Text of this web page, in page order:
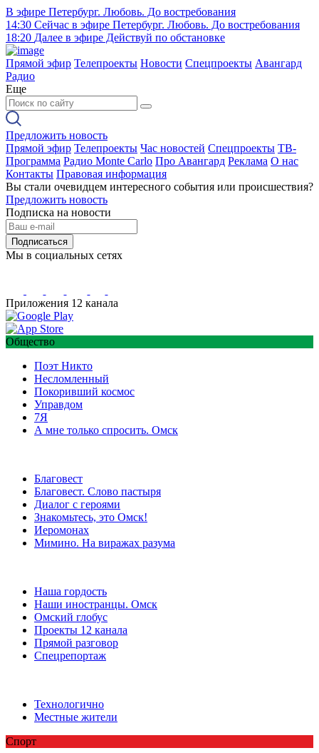
В эфире Петербург. Любовь. До востребования
14:30 Сейчас в эфире Петербург. Любовь. До востребования
18:20 Далее в эфире Действуй по обстановке
Прямой эфир Телепроекты Новости Спецпроекты Авангард
Радио
Еще
Предложить новость
Прямой эфир Телепроекты Час новостей Спецпроекты ТВ-
Программа Радио Monte Carlo Про Авангард Реклама О нас
Контакты Правовая информация
Вы стали очевидцем интересного события или происшествия?
Предложить новость
Подписка на новости
Подписаться
Мы в социальных сетях
Приложения 12 канала
Общество
Поэт Никто
Несломленный
Покоривший космос
Управдом
7Я
А мне только спросить. Омск
Благовест
Благовест. Слово пастыря
Диалог с героями
Знакомьтесь, это Омск!
Иеромонах
Мимино. На виражах разума
Наша гордость
Наши иностранцы. Омск
Омский глобус
Проекты 12 канала
Прямой разговор
Спецрепортаж
Технологично
Местные жители
Спорт